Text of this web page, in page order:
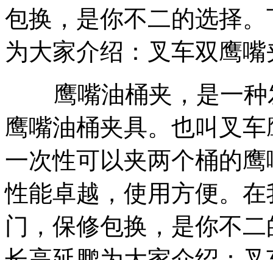
包换，是你不二的选择
为大家介绍：叉车双鹰
鹰嘴油桶夹，是一
鹰嘴油桶夹具。也叫叉
一次性可以夹两个桶的
性能卓越，使用方便。
门，保修包换，是你不